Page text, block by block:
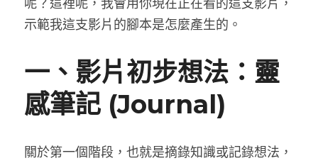
呢？這裡呢，我會用你現在正在看的這支影片，
示範我這支影片的腳本是怎麼產生的。
一、影片初步想法：靈
感筆記 (Journal)
關於第一個階段，也就是摘錄知識或記錄想法，